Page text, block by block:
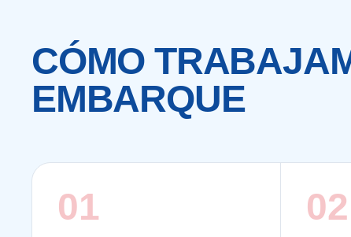
CÓMO
EMBARQUE
01 02